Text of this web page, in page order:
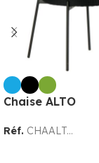
Chaise ALTO
Réf. CHAALT...